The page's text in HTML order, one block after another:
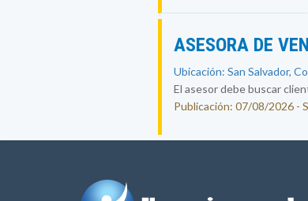
ASESORA DE
Ubicación: San Salvador,
El asesor debe buscar
Publicación: 07/08/2026 -